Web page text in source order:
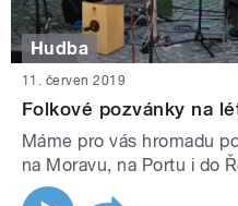
Hudba
11. červen 2019
Folkové pozvánky na
Máme pro vás hromadu
na Moravu, na Portu i do